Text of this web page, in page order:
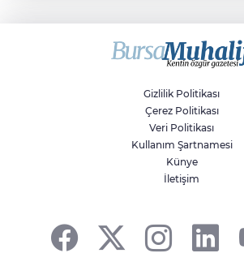
Savaşların gölgesinde
doğa ve kaybedilen
Gizlilik Politikası
Çerez Politikası
Veri Politikası
Kullanım Şartnamesi
Künye
İletişim